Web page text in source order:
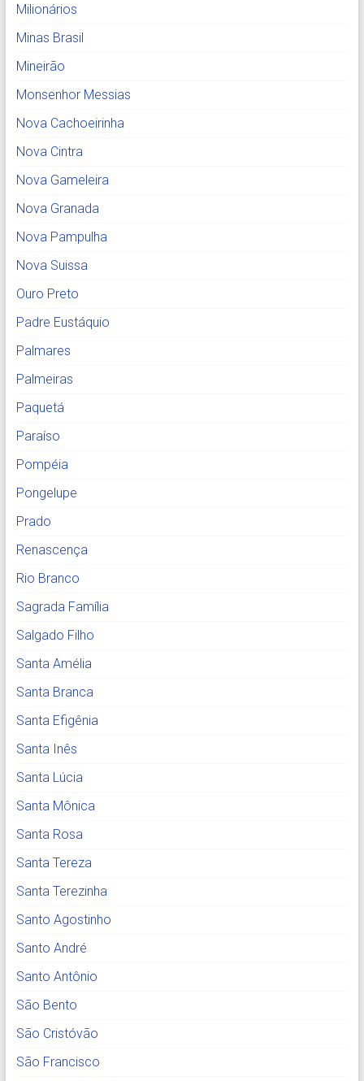
Milionários
Minas Brasil
Mineirão
Monsenhor Messias
Nova Cachoeirinha
Nova Cintra
Nova Gameleira
Nova Granada
Nova Pampulha
Nova Suissa
Ouro Preto
Padre Eustáquio
Palmares
Palmeiras
Paquetá
Paraíso
Pompéia
Pongelupe
Prado
Renascença
Rio Branco
Sagrada Família
Salgado Filho
Santa Amélia
Santa Branca
Santa Efigênia
Santa Inês
Santa Lúcia
Santa Mônica
Santa Rosa
Santa Tereza
Santa Terezinha
Santo Agostinho
Santo André
Santo Antônio
São Bento
São Cristóvão
São Francisco